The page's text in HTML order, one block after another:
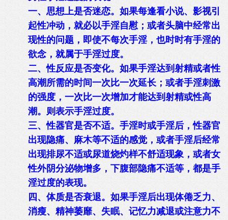
一、思想上是否迷恋。如果每逢看小说、影视引
起性冲动，就必以手淫自慰；或者头脑中经常出
现性的问题，即使不每次手淫，也时时有手淫的
欲念，就属于手淫过度。
二、性反应是否变化。如果手淫达到射精或者性
高潮所需的时间一次比一次延长；或者手淫刺激
的强度，一次比一次增加才能达到射精或性高
潮。则表示手淫过度。
三、性器官是否不适。手淫时或手淫后，性器官
出现隐痛、麻木等不适的感觉，或者手淫后经常
出现排尿不适或尿道烧灼样不舒适现象，或者女
性外阴分泌物增多，下腹部隐痛不适等，都是手
淫过度的表现。
四、体质是否衰退。如果手淫后出现体倦乏力、
消瘦、精神萎靡、失眠、记忆力减退或注意力不